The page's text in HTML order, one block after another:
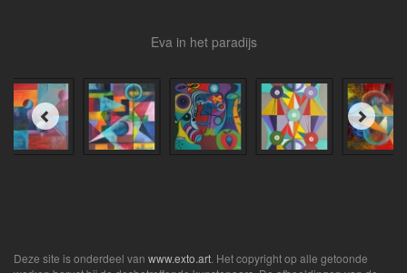
Eva in het paradijs
Deze site is onderdeel van www.exto.art . Het copyright op alle getoonde